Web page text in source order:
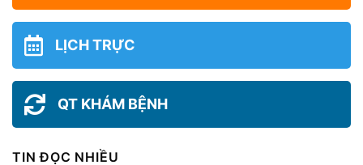
LỊCH TRỰC
QT KHÁM BỆNH
TIN ĐỌC NHIỀU